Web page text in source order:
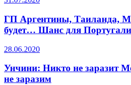
ГП Аргентины, Таиланда,
будет… Шанс для
28.06.2020
Унчини: Никто не заразит
не заразим